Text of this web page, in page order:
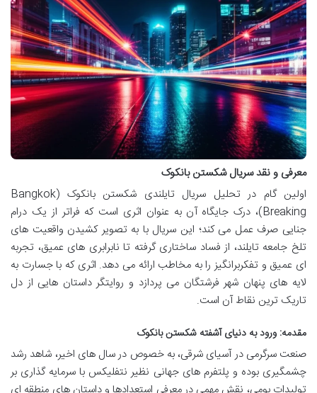
معرفی و نقد سریال شکستن بانکوک
اولین گام در تحلیل سریال تایلندی شکستن بانکوک (Bangkok
Breaking)، درک جایگاه آن به عنوان اثری است که فراتر از یک درام
جنایی صرف عمل می کند؛ این سریال با به تصویر کشیدن واقعیت های
تلخ جامعه تایلند، از فساد ساختاری گرفته تا نابرابری های عمیق، تجربه
ای عمیق و تفکربرانگیز را به مخاطب ارائه می دهد. اثری که با جسارت به
لایه های پنهان شهر فرشتگان می پردازد و روایتگر داستان هایی از دل
تاریک ترین نقاط آن است.
مقدمه: ورود به دنیای آشفته شکستن بانکوک
صنعت سرگرمی در آسیای شرقی، به خصوص در سال های اخیر، شاهد رشد
چشمگیری بوده و پلتفرم های جهانی نظیر نتفلیکس با سرمایه گذاری بر